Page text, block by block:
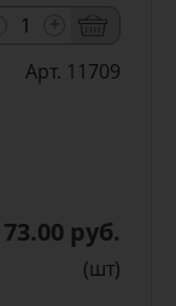
Арт. 11709
73.00 руб.
(шт)